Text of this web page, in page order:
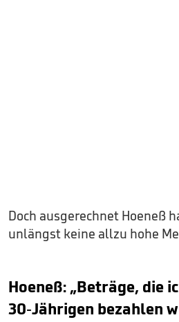
Doch ausgerechnet Hoeneß
unlängst keine allzu hohe
Hoeneß: „Beträge, die
30-Jährigen bezahlen